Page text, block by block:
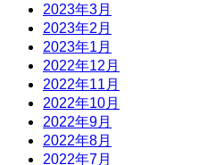
2023年3月
2023年2月
2023年1月
2022年12月
2022年11月
2022年10月
2022年9月
2022年8月
2022年7月